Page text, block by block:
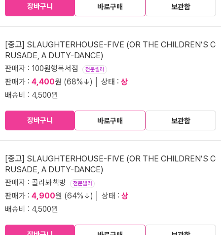
장바구니 바로구매 보관함
[중고] SLAUGHTERHOUSE-FIVE (OR THE CHILDREN’S C
RUSADE, A DUTY-DANCE)
판매자 : 100원행복서점 전문셀러
판매가 : 4,400원 (68%↓) │ 상태 : 상
배송비 : 4,500원
장바구니 바로구매 보관함
[중고] SLAUGHTERHOUSE-FIVE (OR THE CHILDREN’S C
RUSADE, A DUTY-DANCE)
판매자 : 골라봐책방 전문셀러
판매가 : 4,900원 (64%↓) │ 상태 : 상
배송비 : 4,500원